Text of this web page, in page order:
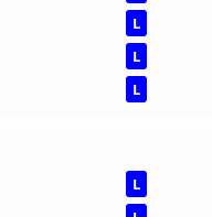
L
L
L
L